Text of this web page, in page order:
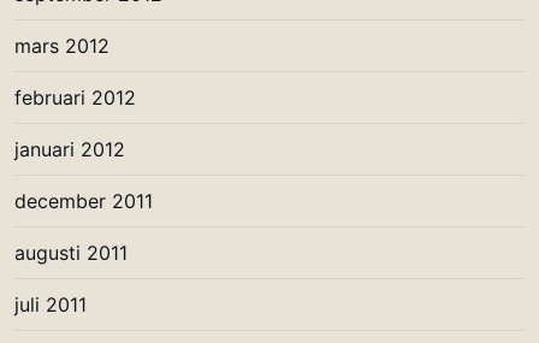
mars 2012
februari 2012
januari 2012
december 2011
augusti 2011
juli 2011